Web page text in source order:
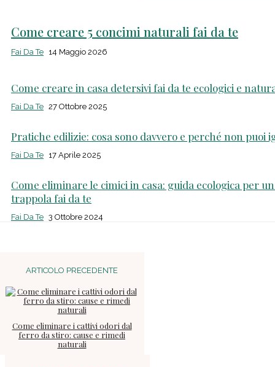
Come creare 5 concimi naturali fai da te
Fai Da Te 14 Maggio 2026
Come creare in casa detersivi fai da te ecologici e
Fai Da Te 27 Ottobre 2025
Pratiche edilizie: cosa sono davvero e perché non puoi
Fai Da Te 17 Aprile 2025
Come eliminare le cimici in casa: guida ecologica per
trappola fai da te
Fai Da Te 3 Ottobre 2024
ARTICOLO PRECEDENTE
Come eliminare i cattivi odori dal
ferro da stiro: cause e rimedi
naturali